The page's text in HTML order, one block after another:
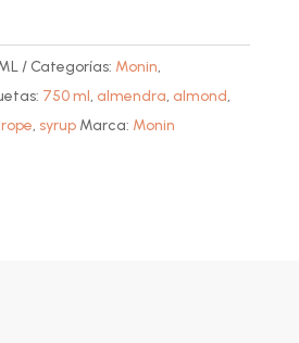
r
Categorías: Monin,
750 ml, almendra, almond,
, syrup Marca: Monin